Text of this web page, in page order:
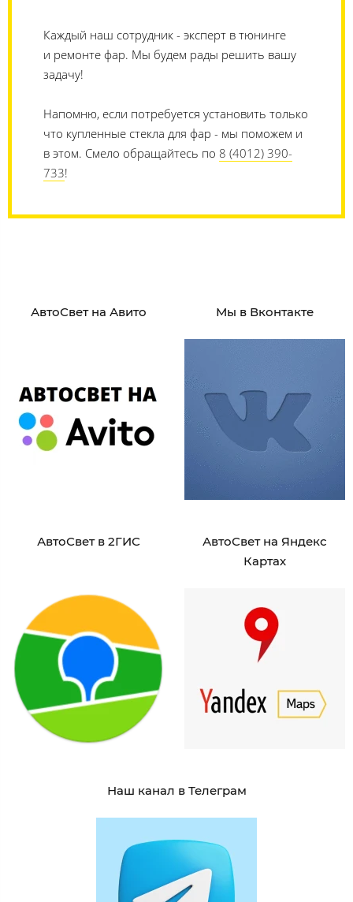
Каждый наш сотрудник - эксперт в тюнинге
и ремонте фар. Мы будем рады решить вашу
задачу!
Напомню, если потребуется установить только
что купленные стекла для фар - мы поможем и
в этом. Смело обращайтесь по 8 (4012) 390-
733!
АвтоСвет на Авито Мы в Вконтакте
АвтоСвет в 2ГИС
АвтоСвет на Яндекс
Картах
Наш канал в Телеграм